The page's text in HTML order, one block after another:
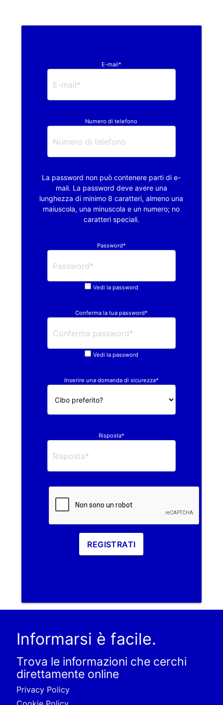
E-mail*
Numero di telefono
La password non può contenere parti di e-
mail. La password deve avere una
lunghezza di minimo 8 caratteri, almeno una
maiuscola, una minuscola e un numero; no
caratteri speciali.
Password*
Vedi la password
Conferma la tua password*
Vedi la password
Inserire una domanda di sicurezza*
Risposta*
REGISTRATI
Informarsi è facile.
Trova le informazioni che cerchi
direttamente online
Privacy Policy